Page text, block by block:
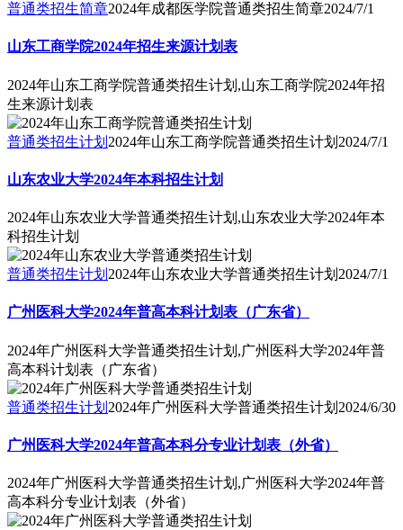
普通类招生简章2024年成都医学院普通类招生简章2024/7/1
山东工商学院2024年招生来源计划表
2024年山东工商学院普通类招生计划,山东工商学院2024年招
生来源计划表
普通类招生计划 2024年山东工商学院普通类招生计划 2024/7/1
山东农业大学2024年本科招生计划
2024年山东农业大学普通类招生计划,山东农业大学2024年本
科招生计划
普通类招生计划 2024年山东农业大学普通类招生计划 2024/7/1
广州医科大学2024年普高本科计划表（广东省）
2024年广州医科大学普通类招生计划,广州医科大学2024年普
高本科计划表（广东省）
普通类招生计划 2024年广州医科大学普通类招生计划 2024/6/30
广州医科大学2024年普高本科分专业计划表（外省）
2024年广州医科大学普通类招生计划,广州医科大学2024年普
高本科分专业计划表（外省）